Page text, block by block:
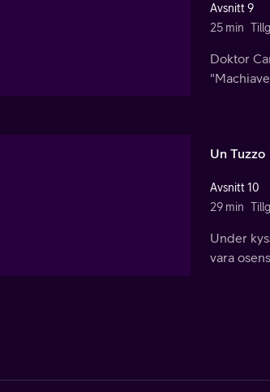
Avsnitt 9
25 min
Doktor
Un Tuzzo
Avsnitt 10
29 min
Under
vara